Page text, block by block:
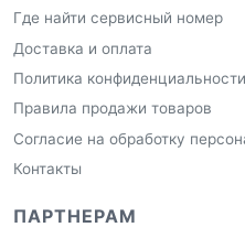
Где найти сервисный номер
Доставка и оплата
Политика конфиденциальности
Правила продажи товаров
Согласие на обработку
Контакты
ПАРТНЕРАМ